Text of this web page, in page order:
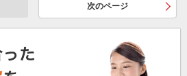
次のページ